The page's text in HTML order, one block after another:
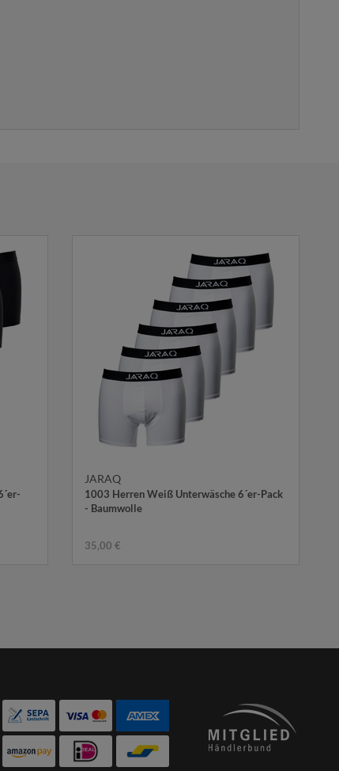
JARAQ
1003 Herren Weiß Unterwäsche 6´er-Pack
- Baumwolle
35,00 €